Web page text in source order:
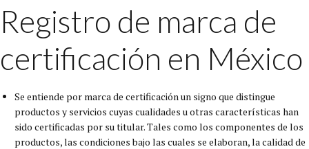
Registro de marca de
certificación en México
Se entiende por marca de certificación un signo que distingue
productos y servicios cuyas cualidades u otras características han
sido certificadas por su titular. Tales como los componentes de los
productos, las condiciones bajo las cuales se elaboran, la calidad de